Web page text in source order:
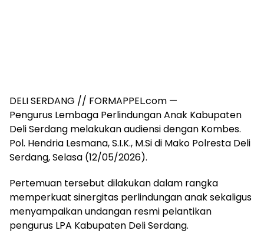
DELI SERDANG // FORMAPPEL.com —
Pengurus Lembaga Perlindungan Anak Kabupaten
Deli Serdang melakukan audiensi dengan Kombes.
Pol. Hendria Lesmana, S.I.K., M.Si di Mako Polresta Deli
Serdang, Selasa (12/05/2026).
Pertemuan tersebut dilakukan dalam rangka
memperkuat sinergitas perlindungan anak sekaligus
menyampaikan undangan resmi pelantikan
pengurus LPA Kabupaten Deli Serdang.